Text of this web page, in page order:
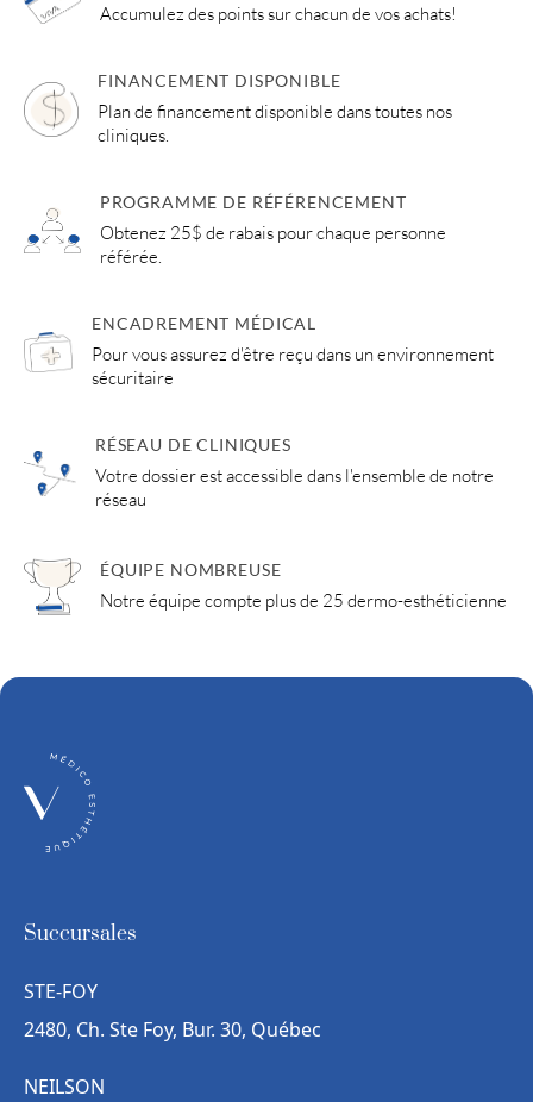
Accumulez des points sur chacun de vos achats!
FINANCEMENT DISPONIBLE
Plan de financement disponible dans toutes nos
cliniques.
PROGRAMME DE RÉFÉRENCEMENT
Obtenez 25$ de rabais pour chaque personne
référée.
ENCADREMENT MÉDICAL
Pour vous assurez d'être reçu dans un environnement
sécuritaire
RÉSEAU DE CLINIQUES
Votre dossier est accessible dans l'ensemble de notre
réseau
ÉQUIPE NOMBREUSE
Notre équipe compte plus de 25 dermo-esthéticienne
Succursales
STE-FOY
2480, Ch. Ste Foy, Bur. 30, Québec
NEILSON